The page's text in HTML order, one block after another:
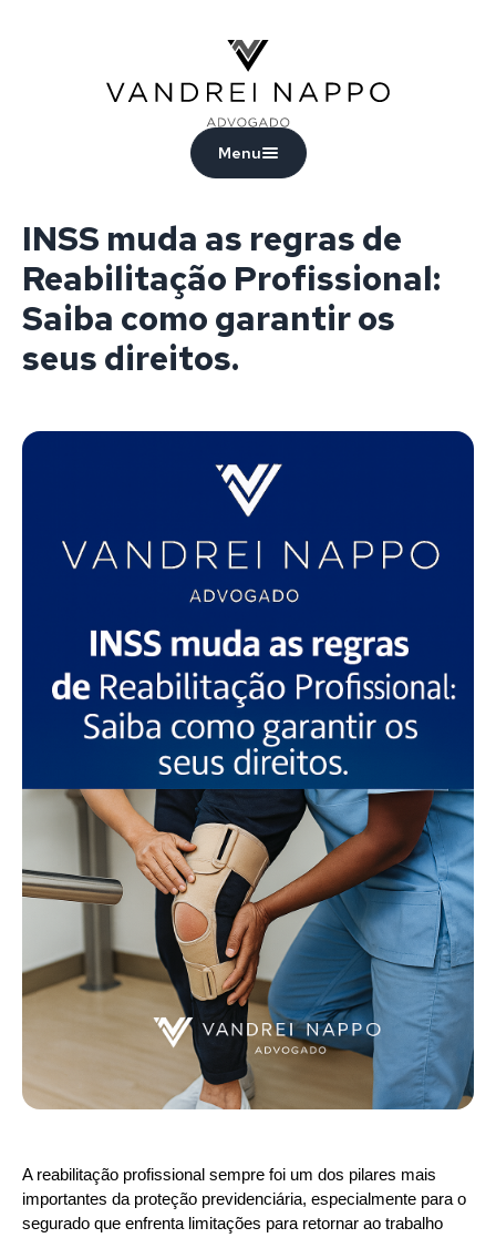
Menu
INSS muda as regras de
Reabilitação Profissional:
Saiba como garantir os
seus direitos.
A reabilitação profissional sempre foi um dos pilares mais
importantes da proteção previdenciária, especialmente para o
segurado que enfrenta limitações para retornar ao trabalho